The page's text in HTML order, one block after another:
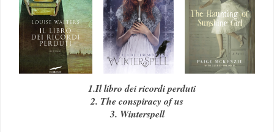
1.Il libro dei ricordi perduti
2. The conspiracy of us
3. Winterspell